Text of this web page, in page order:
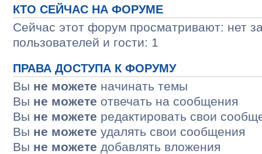
КТО СЕЙЧАС НА ФОРУМЕ
Сейчас этот форум просматривают: нет
пользователей и гости: 1
ПРАВА ДОСТУПА К ФОРУМУ
Вы не можете начинать темы
Вы не можете отвечать на сообщения
Вы не можете редактировать свои
Вы не можете удалять свои сообщения
Вы не можете добавлять вложения